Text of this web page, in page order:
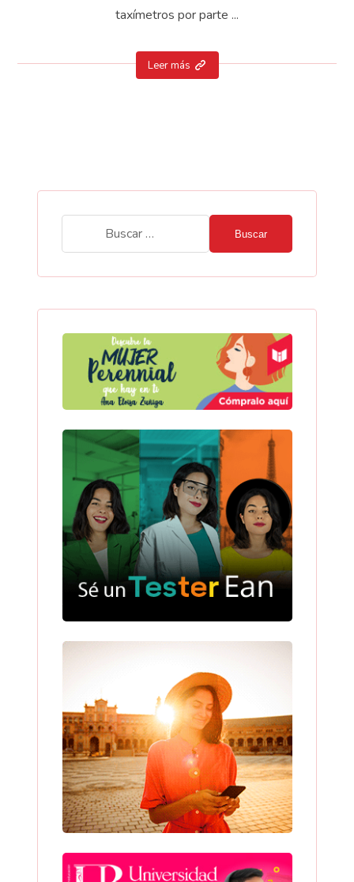
taxímetros por parte ...
Leer más
Buscar